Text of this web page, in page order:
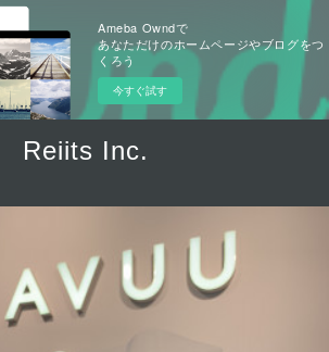
Ameba Owndで
あなただけのホームページやブログをつ
くろう
今すぐ試す
Reiits Inc.